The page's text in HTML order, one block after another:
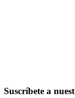
Suscríbete a